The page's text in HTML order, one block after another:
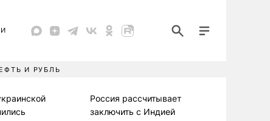
И РУБЛЬ
Россия рассчитывает
заключить с Индией